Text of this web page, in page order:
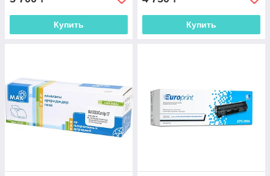
Купить Купить